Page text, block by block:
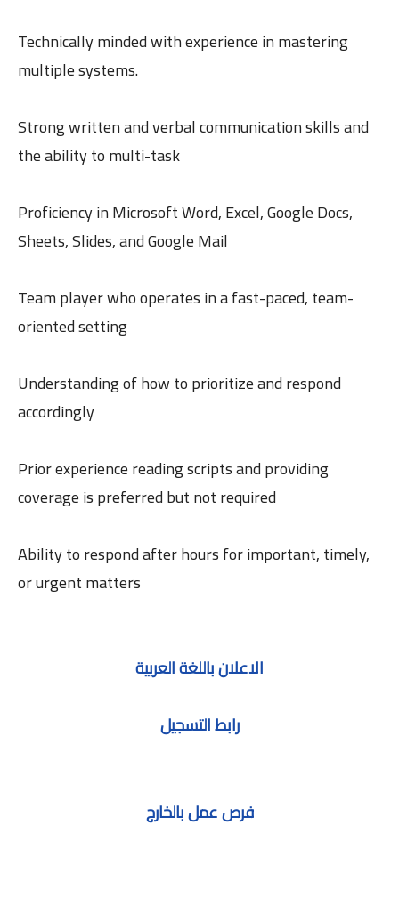
Technically minded with experience in mastering
multiple systems.
Strong written and verbal communication skills and
the ability to multi-task
Proficiency in Microsoft Word, Excel, Google Docs,
Sheets, Slides, and Google Mail
Team player who operates in a fast-paced, team-
oriented setting
Understanding of how to prioritize and respond
accordingly
Prior experience reading scripts and providing
coverage is preferred but not required
Ability to respond after hours for important, timely,
or urgent matters
الاعلان باللغة العربية
رابط التسجيل
فرص عمل بالخارج